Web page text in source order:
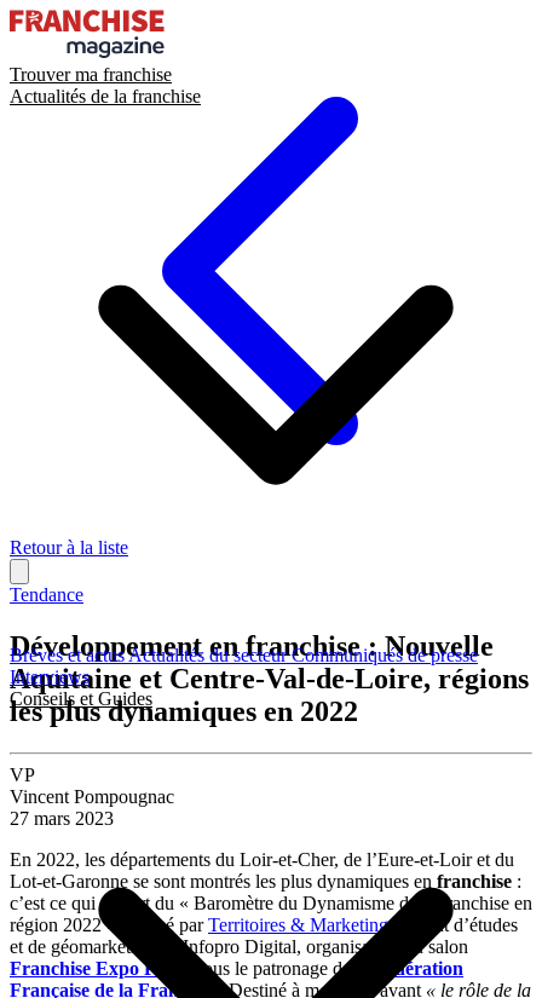
Trouver ma franchise
Actualités de la franchise
Brèves et actusActualités du secteurCommuniqués de presse
Interviews
Conseils et Guides
Retour à la liste
Tendance
Développement en franchise : Nouvelle
Aquitaine et Centre-Val-de-Loire, régions
les plus dynamiques en 2022
VP
Vincent Pompougnac
27 mars 2023
En 2022, les départements du Loir-et-Cher, de l’Eure-et-Loir et du
Lot-et-Garonne se sont montrés les plus dynamiques en franchise :
c’est ce qui ressort du « Baromètre du Dynamisme de la franchise en
région 2022 », réalisé parTerritoires & Marketing, institut d’études
et de géomarketing, et Infopro Digital, organisateur du salon
Franchise Expo Paris
, sous le patronage de la
Fédération
Française de la Franchise
. Destiné à mettre en avant « le rôle de la